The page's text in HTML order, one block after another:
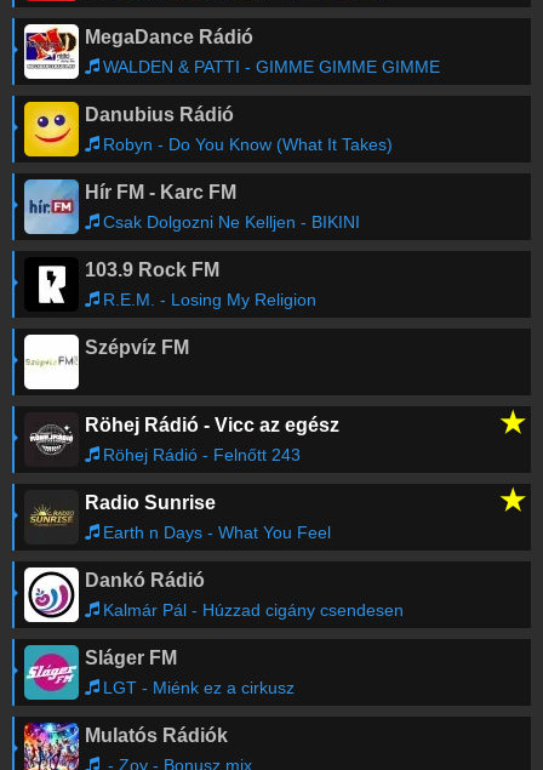
MegaDance Rádió
WALDEN & PATTI - GIMME GIMME GIMME
Danubius Rádió
Robyn - Do You Know (What It Takes)
Hír FM - Karc FM
Csak Dolgozni Ne Kelljen - BIKINI
103.9 Rock FM
R.E.M. - Losing My Religion
Szépvíz FM
Röhej Rádió - Vicc az egész ★
Röhej Rádió - Felnőtt 243
Radio Sunrise ★
Earth n Days - What You Feel
Dankó Rádió
Kalmár Pál - Húzzad cigány csendesen
Sláger FM
LGT - Miénk ez a cirkusz
Mulatós Rádiók
- Zoy - Bonusz mix